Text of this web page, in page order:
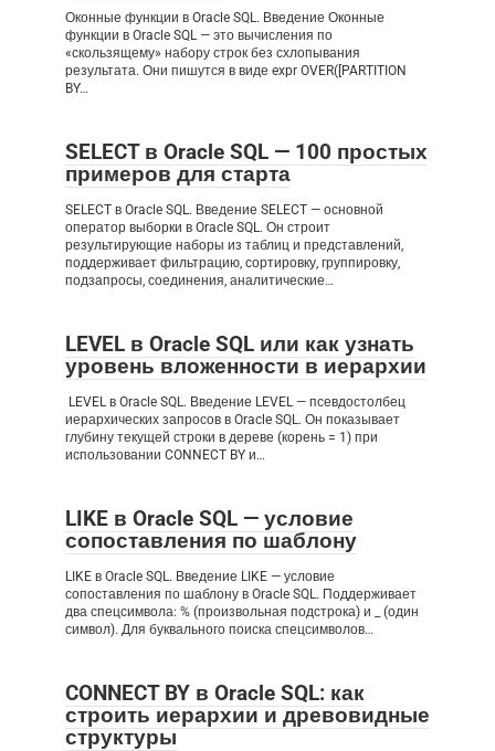
Оконные функции в Oracle SQL. Введение Оконные
функции в Oracle SQL — это вычисления по
«скользящему» набору строк без схлопывания
результата. Они пишутся в виде expr OVER([PARTITION
BY…
SELECT в Oracle SQL — 100 простых
примеров для старта
SELECT в Oracle SQL. Введение SELECT — основной
оператор выборки в Oracle SQL. Он строит
результирующие наборы из таблиц и представлений,
поддерживает фильтрацию, сортировку, группировку,
подзапросы, соединения, аналитические…
LEVEL в Oracle SQL или как узнать
уровень вложенности в иерархии
LEVEL в Oracle SQL. Введение LEVEL — псевдостолбец
иерархических запросов в Oracle SQL. Он показывает
глубину текущей строки в дереве (корень = 1) при
использовании CONNECT BY и…
LIKE в Oracle SQL — условие
сопоставления по шаблону
LIKE в Oracle SQL. Введение LIKE — условие
сопоставления по шаблону в Oracle SQL. Поддерживает
два спецсимвола: % (произвольная подстрока) и _ (один
символ). Для буквального поиска спецсимволов…
CONNECT BY в Oracle SQL: как
строить иерархии и древовидные
структуры